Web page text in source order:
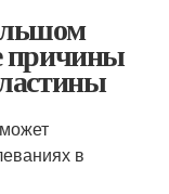
причины
в